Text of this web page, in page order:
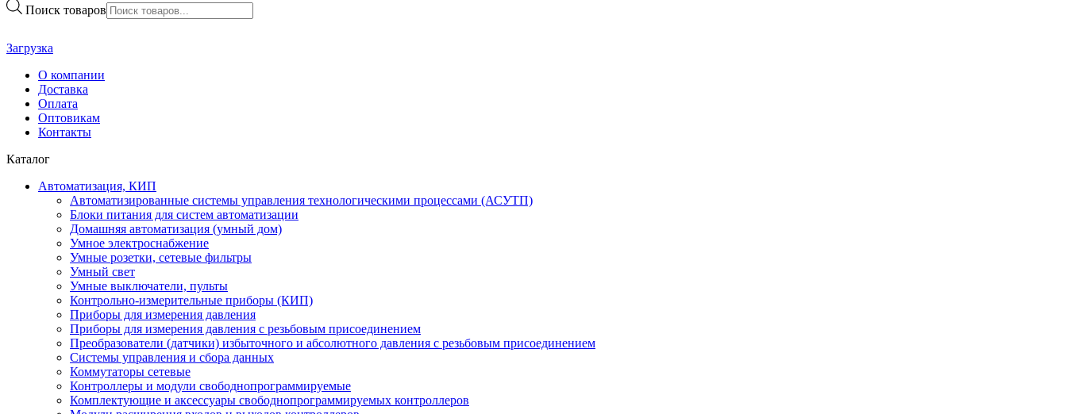
Поиск товаров
Загрузка
О компании
Доставка
Оплата
Оптовикам
Контакты
Каталог
Автоматизация, КИП
Автоматизированные системы управления технологическими процессами (АСУТП)
Блоки питания для систем автоматизации
Домашняя автоматизация (умный дом)
Умное электроснабжение
Умные розетки, сетевые фильтры
Умный свет
Умные выключатели, пульты
Контрольно-измерительные приборы (КИП)
Приборы для измерения давления
Приборы для измерения давления с резьбовым присоединением
Преобразователи (датчики) избыточного и абсолютного давления с резьбовым присоединением
Системы управления и сбора данных
Коммутаторы сетевые
Контроллеры и модули свободнопрограммируемые
Комплектующие и аксессуары свободнопрограммируемых контроллеров